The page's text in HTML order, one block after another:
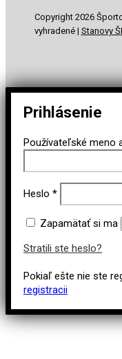
Copyright 2026
vyhradené | Stanovy
Prihlásenie
Používateľské meno
Heslo *
Zapamätať si ma
Stratili ste heslo?
Pokiaľ ešte nie ste
registracii